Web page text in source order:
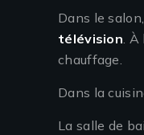
Dans le
télévision. À
chauffage.
Dans la
La salle de